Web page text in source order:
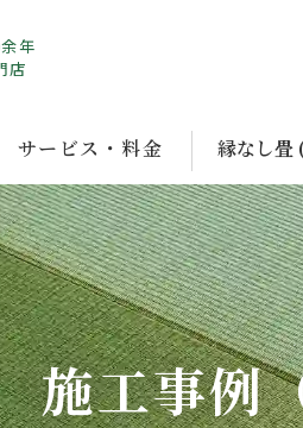
年
店
サービス・料金 縁なし畳
施工事例